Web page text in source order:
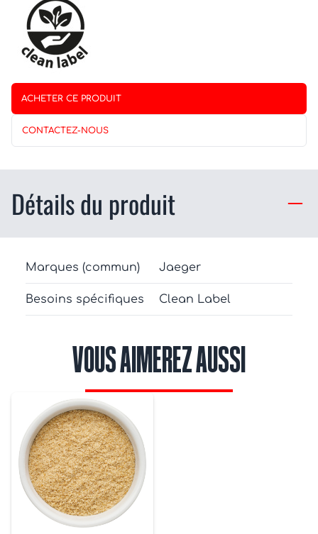
ACHETER CE PRODUIT
CONTACTEZ-NOUS
Détails du produit
Marques (commun) Jaeger
Besoins spécifiques Clean Label
VOUS AIMEREZ AUSSI